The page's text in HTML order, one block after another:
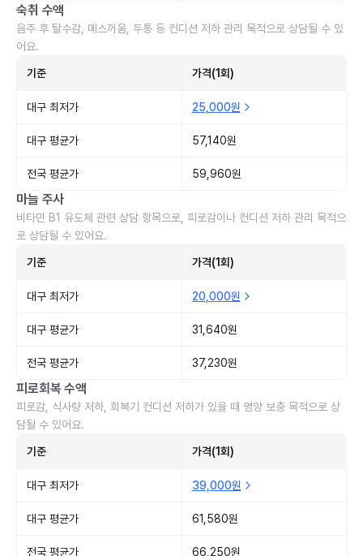
숙취 수액
음주 후 탈수감, 메스꺼움, 두통 등 컨디션 저하 관리 목적으로 상담될 수 있
어요.
기준 가격(1회)
대구 최저가 25,000원
대구 평균가 57,140원
전국 평균가 59,960원
마늘 주사
비타민 B1 유도체 관련 상담 항목으로, 피로감이나 컨디션 저하 관리 목적으
로 상담될 수 있어요.
기준 가격(1회)
대구 최저가 20,000원
대구 평균가 31,640원
전국 평균가 37,230원
피로회복 수액
피로감, 식사량 저하, 회복기 컨디션 저하가 있을 때 영양 보충 목적으로 상
담될 수 있어요.
기준 가격(1회)
대구 최저가 39,000원
대구 평균가 61,580원
전국 평균가 66,250원